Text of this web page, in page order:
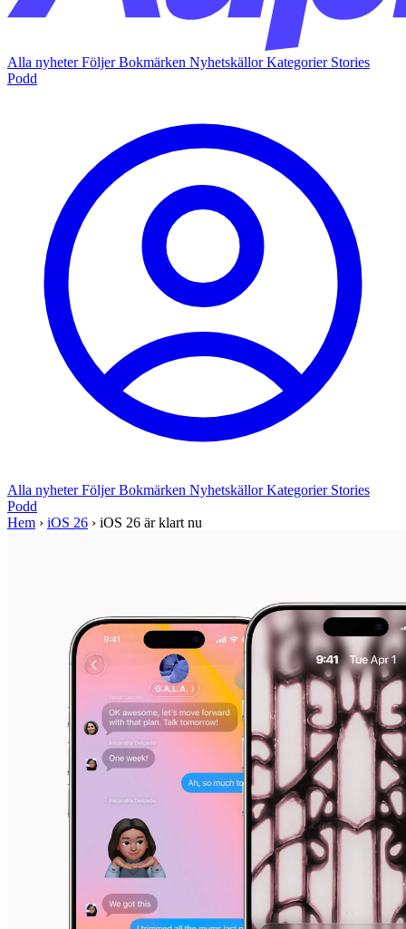
Alla nyheterFöljerBokmärken NyhetskällorKategorier Stories
Podd
Alla nyheterFöljerBokmärken NyhetskällorKategorier Stories
Podd
Hem › iOS 26 › iOS 26 är klart nu